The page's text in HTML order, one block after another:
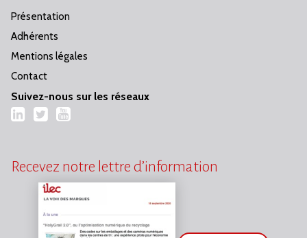
Présentation
Adhérents
Mentions légales
Contact
Suivez-nous sur les réseaux
LinkedIn
TwitterYouTube
Recevez notre lettre d’information